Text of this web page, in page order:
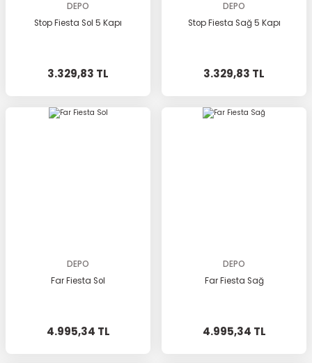
DEPO
Stop Fiesta Sol 5 Kapı
3.329,83 TL
DEPO
Stop Fiesta Sağ 5 Kapı
3.329,83 TL
DEPO
Far Fiesta Sol
4.995,34 TL
DEPO
Far Fiesta Sağ
4.995,34 TL